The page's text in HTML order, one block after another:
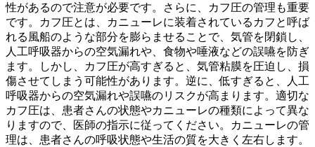
性があるので注意が必要です。さらに、カフ圧の管理も重要
です。カフ圧とは、カニューレに装着されているカフと呼ば
れる風船のような部分を膨らませることで、気管を閉鎖し、
人工呼吸器からの空気漏れや、食物や唾液などの誤嚥を防ぎ
ます。しかし、カフ圧が高すぎると、気管粘膜を圧迫し、損
傷させてしまう可能性があります。逆に、低すぎると、人工
呼吸器からの空気漏れや誤嚥のリスクが高まります。適切な
カフ圧は、患者さんの状態やカニューレの種類によって異な
りますので、医師の指示に従ってください。
カニューレの管
理は、患者さんの呼吸状態や生活の質を大きく左右します。